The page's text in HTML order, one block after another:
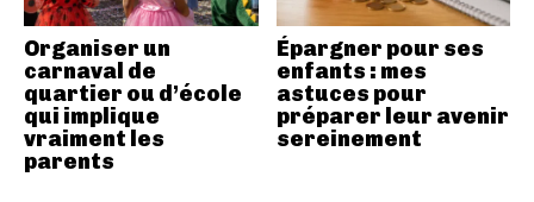
Organiser un
carnaval de
quartier ou d’école
qui implique
vraiment les
parents
Épargner pour ses
enfants : mes
astuces pour
préparer leur avenir
sereinement